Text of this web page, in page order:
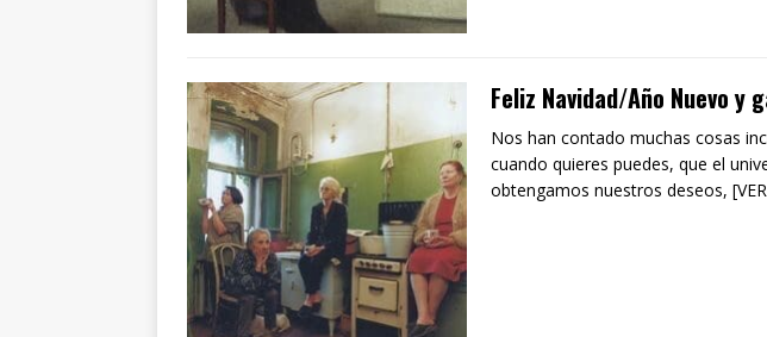
Feliz Navidad/Año Nuevo y
Nos han contado muchas cosas
cuando quieres puedes, que el
obtengamos nuestros deseos,